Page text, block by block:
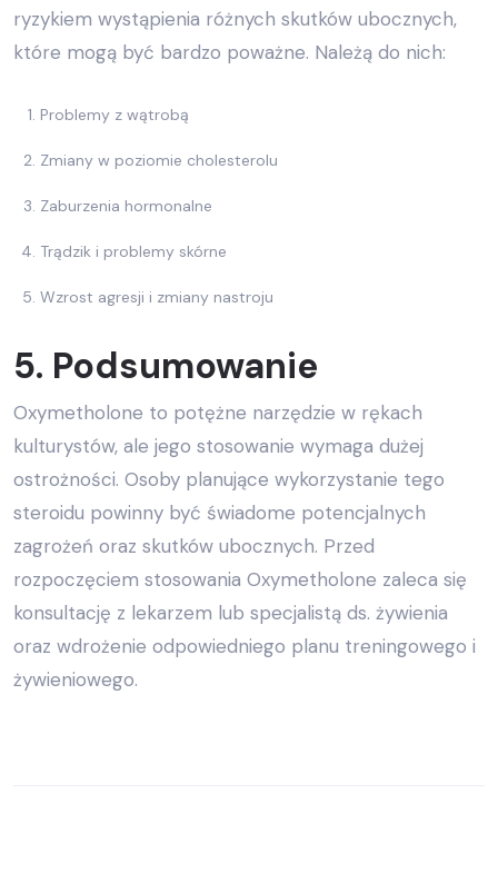
ryzykiem wystąpienia różnych skutków ubocznych,
które mogą być bardzo poważne. Należą do nich:
Problemy z wątrobą
Zmiany w poziomie cholesterolu
Zaburzenia hormonalne
Trądzik i problemy skórne
Wzrost agresji i zmiany nastroju
5. Podsumowanie
Oxymetholone to potężne narzędzie w rękach
kulturystów, ale jego stosowanie wymaga dużej
ostrożności. Osoby planujące wykorzystanie tego
steroidu powinny być świadome potencjalnych
zagrożeń oraz skutków ubocznych. Przed
rozpoczęciem stosowania Oxymetholone zaleca się
konsultację z lekarzem lub specjalistą ds. żywienia
oraz wdrożenie odpowiedniego planu treningowego i
żywieniowego.